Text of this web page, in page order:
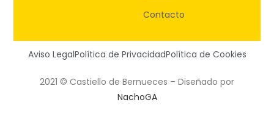
Contacto
2021 © Castiello de Bernueces – Diseñado por
NachoGA
Aviso LegalPolítica de PrivacidadPolítica de Cookies